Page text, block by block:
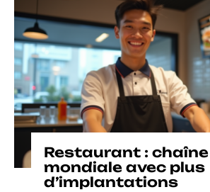
Restaurant : chaîne
mondiale avec plus
d’implantations